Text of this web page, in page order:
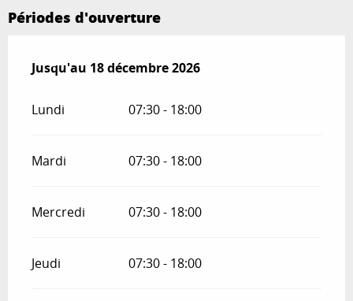
Périodes d'ouverture
Du4 janvier 2026au18 décembre 2026
Jusqu'au 18 décembre 2026
Lundi 07:30 - 18:00
Mardi 07:30 - 18:00
Mercredi 07:30 - 18:00
Jeudi 07:30 - 18:00